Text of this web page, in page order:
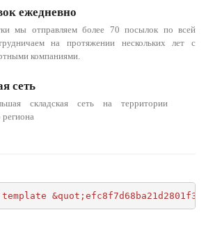
ежедневно
мы отправляем более 70 посылок по всей
на протяжении нескольких лет с
компаниями.
сеть
складская сеть на территории
региона